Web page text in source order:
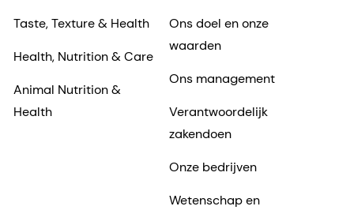
Taste, Texture & Health
Health, Nutrition & Care
Animal Nutrition &
Health
Ons doel en onze
waarden
Ons management
Verantwoordelijk
zakendoen
Onze bedrijven
Wetenschap en